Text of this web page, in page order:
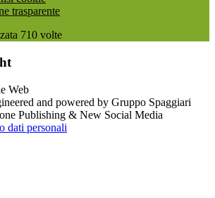
trasparente
710 volte
and powered by Gruppo Spaggiari
Publishing & New Social Media
dati personali